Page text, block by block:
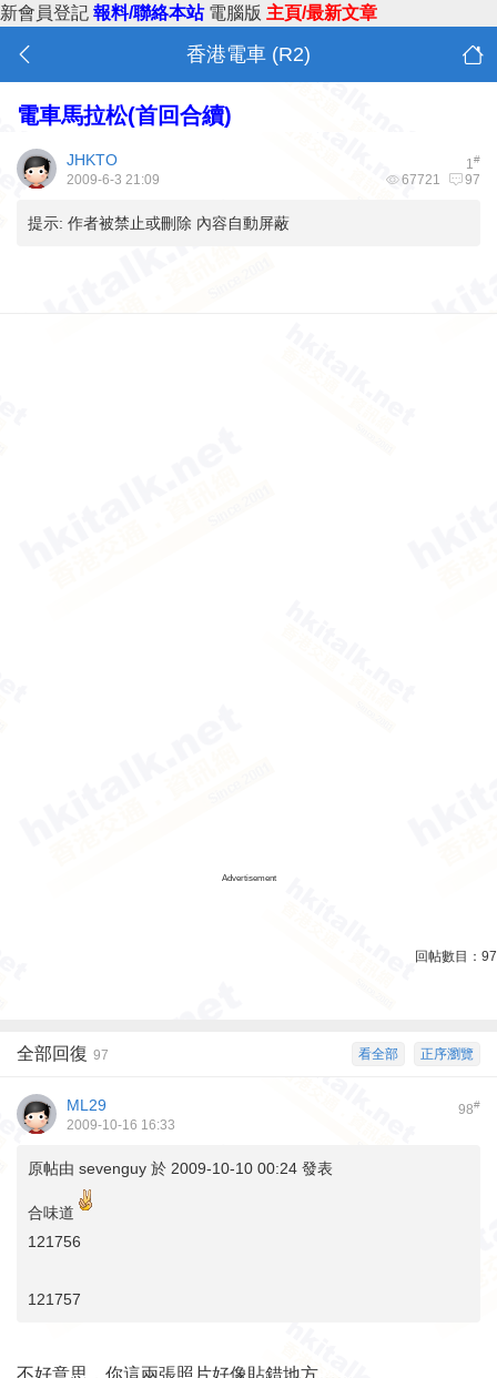
新會員登記 報料/聯絡本站 電腦版 主頁/最新文章
香港電車 (R2)
電車馬拉松(首回合續)
1#
JHKTO
67721 97
2009-6-3 21:09
提示: 作者被禁止或刪除 內容自動屏蔽
Advertisement
回帖數目： 97
正序瀏覽
看全部
全部回復 97
98#
ML29
2009-10-16 16:33
原帖由 sevenguy 於 2009-10-10 00:24 發表
合味道
121756
121757
不好意思，你這兩張照片好像貼錯地方……